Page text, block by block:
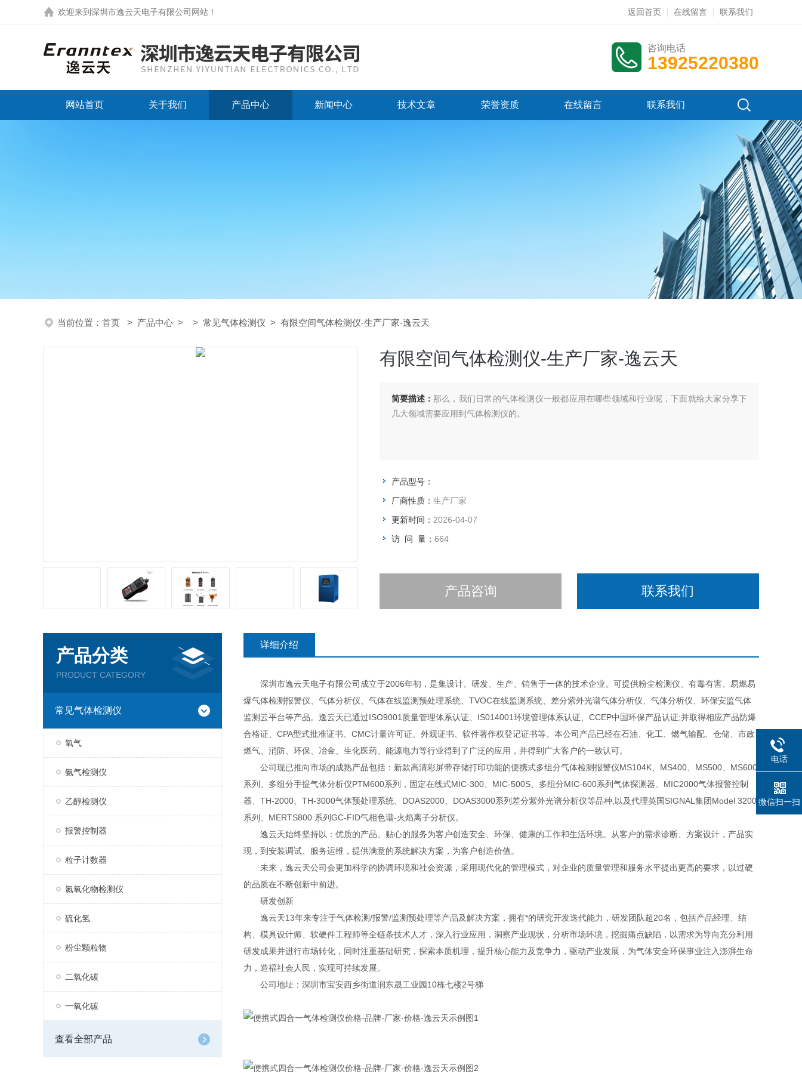
欢迎来到 深圳市逸云天电子有限公司网站 ！ 返回首页 在线留言 联系我们
咨询电话
13925220380
网站首页 关于我们 产品中心 新闻中心 技术文章 荣誉资质 在线留言 联系我们
当前位置： 首页 > 产品中心 > > 常见气体检测仪 > 有限空间气体检测仪-生产厂家-逸云天
有限空间气体检测仪-生产厂家-逸云天
简要描述： 那么，我们日常的气体检测仪一般都应用在哪些领域和行业呢，下面就给大家分享下
几大领域需要应用到气体检测仪的。
产品型号：
厂商性质： 生产厂家
更新时间： 2026-04-07
访 问 量： 664
产品咨询 联系我们
产品分类
PRODUCT CATEGORY
常见气体检测仪
氧气
氨气检测仪
乙醇检测仪
报警控制器
粒子计数器
氮氧化物检测仪
硫化氢
粉尘颗粒物
二氧化碳
一氧化碳
查看全部产品
详细介绍
深圳市逸云天电子有限公司成立于2006年初，是集设计、研发、生产、销售于一体的技术企业。可提供粉尘检测仪、有毒有害、易燃易
爆气体检测报警仪、气体分析仪、气体在线监测预处理系统、TVOC在线监测系统、差分紫外光谱气体分析仪、气体分析仪、环保安监气体
监测云平台等产品。逸云天已通过ISO9001质量管理体系认证、IS014001环境管理体系认证、CCEP中国环保产品认证;并取得相应产品防爆
合格证、CPA型式批准证书、CMC计量许可证、外观证书、软件著作权登记证书等。本公司产品已经在石油、化工、燃气输配、仓储、市政
燃气、消防、环保、冶金、生化医药、能源电力等行业得到了广泛的应用，并得到广大客户的一致认可。
公司现已推向市场的成熟产品包括：新款高清彩屏带存储打印功能的便携式多组分气体检测报警仪MS104K、MS400、MS500、MS600
系列、多组分手提气体分析仪PTM600系列，固定在线式MIC-300、MIC-500S、多组分MIC-600系列气体探测器、MIC2000气体报警控制
器、TH-2000、TH-3000气体预处理系统、DOAS2000、DOAS3000系列差分紫外光谱分析仪等品种,以及代理英国SIGNAL集团Model 3200
系列、MERTS800 系列GC-FID气相色谱-火焰离子分析仪。
逸云天始终坚持以：优质的产品、贴心的服务为客户创造安全、环保、健康的工作和生活环境。从客户的需求诊断、方案设计，产品实
现，到安装调试、服务运维，提供满意的系统解决方案，为客户创造价值。
未来，逸云天公司会更加科学的协调环境和社会资源，采用现代化的管理模式，对企业的质量管理和服务水平提出更高的要求，以过硬
的品质在不断创新中前进。
研发创新
逸云天13年来专注于气体检测/报警/监测预处理等产品及解决方案，拥有*的研究开发迭代能力，研发团队超20名，包括产品经理、结
构、模具设计师、软硬件工程师等全链条技术人才，深入行业应用，洞察产业现状，分析市场环境，挖掘痛点缺陷，以需求为导向充分利用
研发成果并进行市场转化，同时注重基础研究，探索本质机理，提升核心能力及竞争力，驱动产业发展，为气体安全环保事业注入澎湃生命
力，造福社会人民，实现可持续发展。
公司地址：深圳市宝安西乡街道润东晟工业园10栋七楼2号梯
电话
微信扫一扫